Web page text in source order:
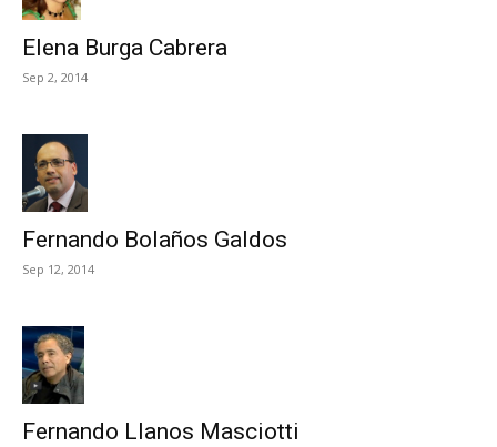
Elena Burga Cabrera
Sep 2, 2014
Fernando Bolaños Galdos
Sep 12, 2014
Fernando Llanos Masciotti